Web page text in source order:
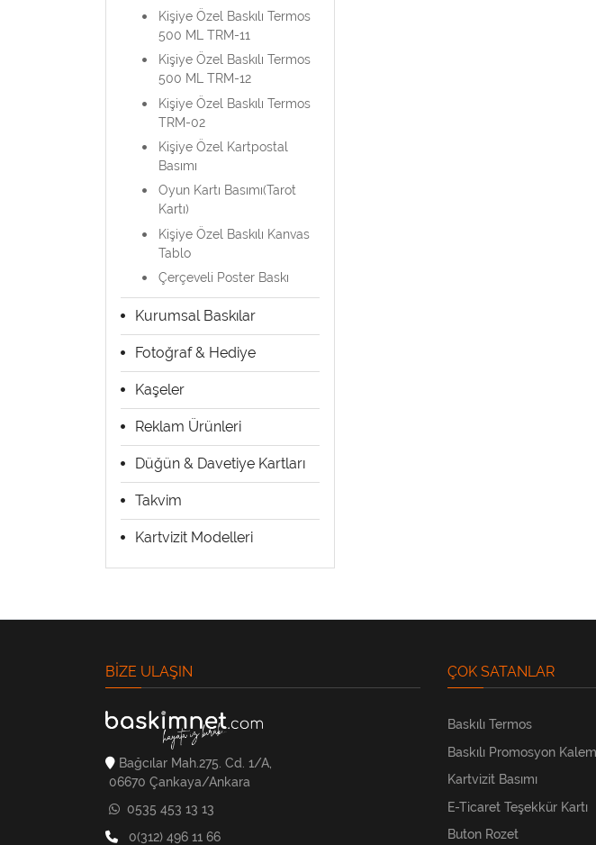
Kişiye Özel Baskılı Termos
500 ML TRM-11
Kişiye Özel Baskılı Termos
500 ML TRM-12
Kişiye Özel Baskılı Termos
TRM-02
Kişiye Özel Kartpostal
Basımı
Oyun Kartı Basımı(Tarot
Kartı)
Kişiye Özel Baskılı Kanvas
Tablo
Çerçeveli Poster Baskı
Kurumsal Baskılar
Fotoğraf & Hediye
Kaşeler
Reklam Ürünleri
Düğün & Davetiye Kartları
Takvim
Kartvizit Modelleri
BIZE ULAŞIN
Bağcılar Mah.275. Cd. 1/A,
06670 Çankaya/Ankara
0535 453 13 13
0(312) 496 11 66
ÇOK SATANLAR
Baskılı Termos
Baskılı Promosyon Kalem
Kartvizit Basımı
E-Ticaret Teşekkür Kartı
Buton Rozet